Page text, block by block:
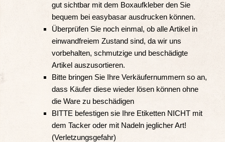
gut sichtbar mit dem Boxaufkleber den Sie
bequem bei easybasar ausdrucken können.
Überprüfen Sie noch einmal, ob alle Artikel in
einwandfreiem Zustand sind, da wir uns
vorbehalten, schmutzige und beschädigte
Artikel auszusortieren.
Bitte bringen Sie Ihre Verkäufernummern so an,
dass Käufer diese wieder lösen können ohne
die Ware zu beschädigen
BITTE befestigen sie Ihre Etiketten NICHT mit
dem Tacker oder mit Nadeln jeglicher Art!
(Verletzungsgefahr)